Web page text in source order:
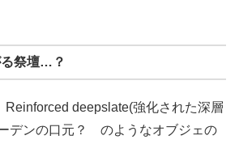
る祭壇…？
deepslate(強化された深層
デンの口元？ のようなオブジェの